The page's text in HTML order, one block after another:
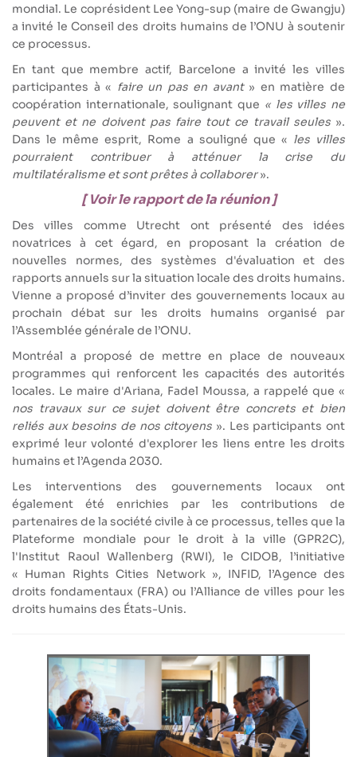
mondial. Le coprésident Lee Yong-sup (maire de Gwangju)
a invité le Conseil des droits humains de l’ONU à soutenir
ce processus.
En tant que membre actif, Barcelone a invité les villes
participantes à « faire un pas en avant» en matière de
coopération internationale, soulignant que « les villes ne
peuvent et ne doivent pas faire tout ce travail seules».
Dans le même esprit, Rome a souligné que « les villes
pourraient contribuer à atténuer la crise du
multilatéralisme et sont prêtes à collaborer».
[ Voir le rapport de la réunion ]
Des villes comme Utrecht ont présenté des idées
novatrices à cet égard, en proposant la création de
nouvelles normes, des systèmes d'évaluation et des
rapports annuels sur la situation locale des droits humains.
Vienne a proposé d’inviter des gouvernements locaux au
prochain débat sur les droits humains organisé par
l’Assemblée générale de l’ONU.
Montréal a proposé de mettre en place de nouveaux
programmes qui renforcent les capacités des autorités
locales. Le maire d'Ariana, Fadel Moussa, a rappelé que «
nos travaux sur ce sujet doivent être concrets et bien
reliés aux besoins de nos citoyens ». Les participants ont
exprimé leur volonté d'explorer les liens entre les droits
humains et l’Agenda 2030.
Les interventions des gouvernements locaux ont
également été enrichies par les contributions de
partenaires de la société civile à ce processus, telles que la
Plateforme mondiale pour le droit à la ville (GPR2C),
l'Institut Raoul Wallenberg (RWI), le CIDOB, l’initiative
« Human Rights Cities Network », INFID, l’Agence des
droits fondamentaux (FRA) ou l’Alliance de villes pour les
droits humains des États-Unis.